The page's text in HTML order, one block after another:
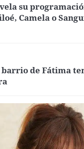
su
Camela o
barrio de Fátima